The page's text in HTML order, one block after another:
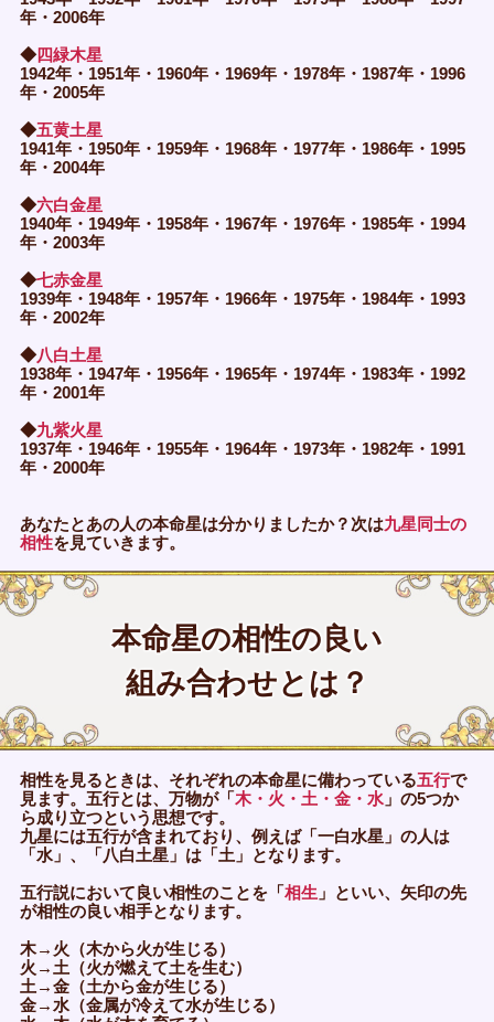
年・2006年
◆四緑木星
1942年・1951年・1960年・1969年・1978年・1987年・1996
年・2005年
◆五黄土星
1941年・1950年・1959年・1968年・1977年・1986年・1995
年・2004年
◆六白金星
1940年・1949年・1958年・1967年・1976年・1985年・1994
年・2003年
◆七赤金星
1939年・1948年・1957年・1966年・1975年・1984年・1993
年・2002年
◆八白土星
1938年・1947年・1956年・1965年・1974年・1983年・1992
年・2001年
◆九紫火星
1937年・1946年・1955年・1964年・1973年・1982年・1991
年・2000年
あなたとあの人の本命星は分かりましたか？次は九星同士の
相性を見ていきます。
本命星の相性の良い
組み合わせとは？
相性を見るときは、それぞれの本命星に備わっている五行で
見ます。五行とは、万物が「木・火・土・金・水」の5つか
ら成り立つという思想です。
九星には五行が含まれており、例えば「一白水星」の人は
「水」、「八白土星」は「土」となります。
五行説において良い相性のことを「相生 」といい、矢印の先
が相性の良い相手となります。
木→火（木から火が生じる）
火→土（火が燃えて土を生む）
土→金（土から金が生じる）
金→水（金属が冷えて水が生じる）